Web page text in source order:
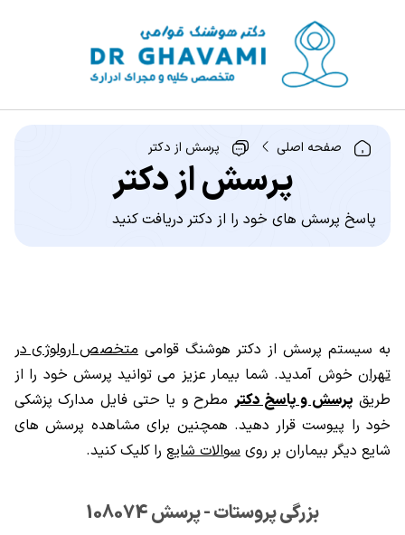
صفحه اصلی پرسش از دکتر
پرسش از دکتر
پاسخ پرسش های خود را از دکتر دریافت کنید
به سیستم پرسش از دکتر هوشنگ قوامی متخصص ارولوژی در
تهران خوش آمدید. شما بیمار عزیز می توانید پرسش خود را از
طریق پرسش و پاسخ دکتر مطرح و یا حتی فایل مدارک پزشکی
خود را پیوست قرار دهید. همچنین برای مشاهده پرسش های
شایع دیگر بیماران بر روی سوالات شایع را کلیک کنید.
بزرگی پروستات - پرسش 108074